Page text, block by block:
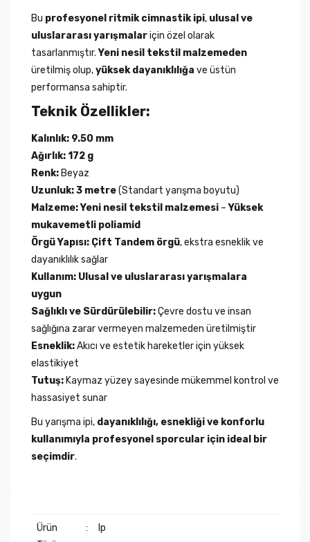
Bu profesyonel ritmik cimnastik ipi, ulusal ve
uluslararası yarışmalariçin özel olarak
tasarlanmıştır.Yeni nesil tekstil malzemeden
üretilmiş olup,yüksek dayanıklılığa ve üstün
performansa sahiptir.
Teknik Özellikler:
Kalınlık: 9.50 mm
Ağırlık:172 g
Renk: Beyaz
Uzunluk:3 metre(Standart yarışma boyutu)
Malzeme:Yeni nesil tekstil malzemesi –Yüksek
mukavemetli poliamid
Örgü Yapısı: Çift Tandem örgü, ekstra esneklik ve
dayanıklılık sağlar
Kullanım: Ulusal ve uluslararası yarışmalara
uygun
Sağlıklı ve Sürdürülebilir:Çevre dostu ve insan
sağlığına zarar vermeyen malzemeden üretilmiştir
Esneklik:Akıcı ve estetik hareketler için yüksek
elastikiyet
Tutuş: Kaymaz yüzey sayesinde mükemmel kontrol ve
hassasiyet sunar
Bu yarışma ipi, dayanıklılığı, esnekliği ve konforlu
kullanımıyla profesyonel sporcular için ideal bir
seçimdir.
Ürün
: Ip